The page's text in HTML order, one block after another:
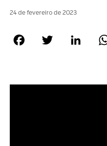
24 de fevereiro de 2023
Facebook Twitter